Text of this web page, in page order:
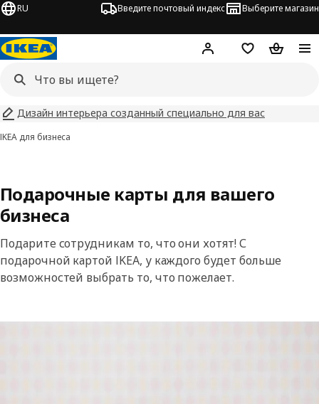
RU Введите почтовый индекс Выберите магазин
Hej! ВойтиСписокКорзина
Дизайн интерьера созданный специально для вас
IKEA для бизнеса
Подарочные карты для вашего
бизнеса
Подарите сотрудникам то, что они хотят! С
подарочной картой IKEA, у каждого будет больше
возможностей выбрать то, что пожелает.